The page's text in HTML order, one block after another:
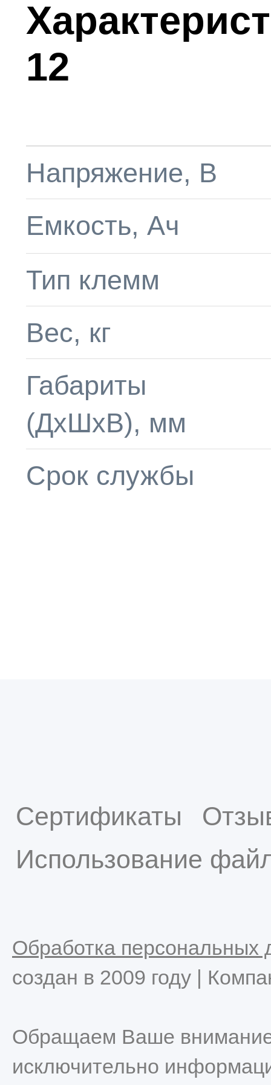
12
Напряжение, В
Емкость, Aч
Тип клемм
Вес, кг
Габариты
(ДхШхВ), мм
Срок службы
Сертификаты
Использование
Обработка персональных
создан в 2009 году |
Обращаем Ваше внимание
исключительно